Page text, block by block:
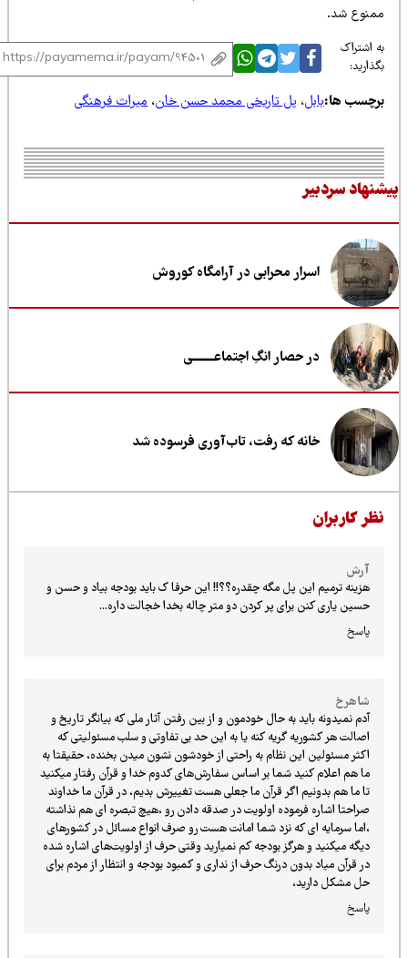
شد.
اشتراک
ها:بابل،پل تاریخی محمد حسن خان،میراث فرهنگی
سردبیر
اسرار محرابی در آرامگاه کوروش
در حصار انگِ اجتماعــــــــی
خانه که رفت، تاب‌آوری فرسوده شد
کاربران
هزینه ترمیم این پل مگه چقدره؟؟!! این حرفا ک باید بودجه بیاد و حسن و
حسین یاری کنن برای پر کردن دو متر چاله بخدا خجالت داره...
شاهرخ
آدم نمیدونه باید به حال خودمون و از بین رفتن آثار ملی که بیانگر تاریخ و
اصالت هر کشوریه گریه کنه یا به این حد بی تفاوتی و سلب مسئولیتی که
اکثر مسئولین این نظام به راحتی از خودشون نشون میدن بخنده، حقیقتا به
ما هم اعلام کنید شما بر اساس سفارش‌های کدوم خدا و قرآن رفتار میکنید
تا ما هم بدونیم اگر قرآن ما جعلی هست تغییرش بدیم، در قرآن ما خداوند
صراحتا اشاره فرموده اولویت در صدقه دادن رو ،هیچ تبصره ای هم نذاشته
،اما سرمایه ای که نزد شما امانت هست رو صرف انواع مسائل در کشورهای
دیگه میکنید و هرگز بودجه کم نمیارید وقتی حرف از اولویت‌های اشاره شده
در قرآن میاد بدون درنگ حرف از نداری و کمبود بودجه و انتظار از مردم برای
حل مشکل دارید،